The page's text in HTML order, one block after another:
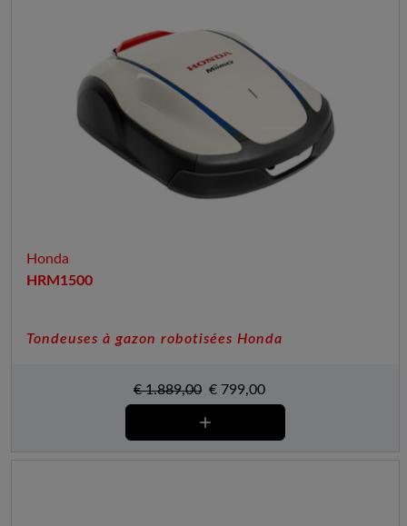
Honda
HRM1500
Tondeuses à gazon robotisées Honda
€1.889,00 € 799,00